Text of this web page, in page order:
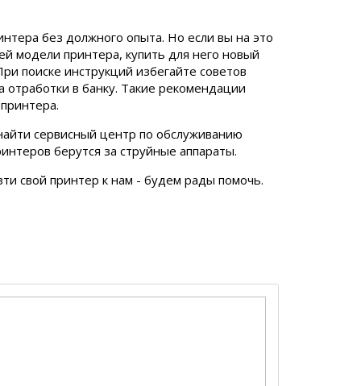
без должного опыта. Но если вы на это
модели принтера, купить для него новый
поиске инструкций избегайте советов
в банку. Такие рекомендации
сервисный центр по обслуживанию
берутся за струйные аппараты.
свой принтер к нам - будем рады помочь.